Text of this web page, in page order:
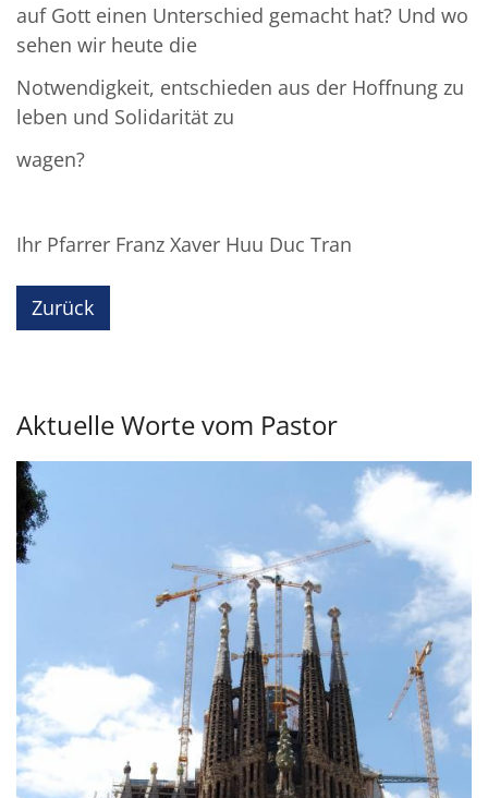
auf Gott einen Unterschied gemacht hat? Und wo
sehen wir heute die
Notwendigkeit, entschieden aus der Hoffnung zu
leben und Solidarität zu
wagen?
Ihr Pfarrer Franz Xaver Huu Duc Tran
Zurück
Aktuelle Worte vom Pastor